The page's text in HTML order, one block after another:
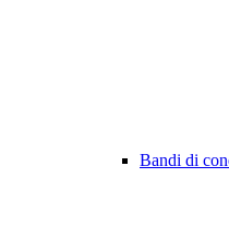
Bandi di